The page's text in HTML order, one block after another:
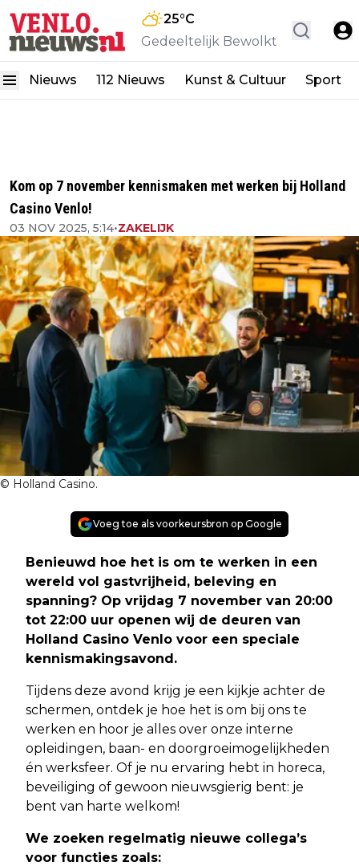
25°C
Gedeeltelijk Bewolkt
Nieuws 112 Nieuws Kunst & Cultuur Sport
Kom op 7 november kennismaken met werken bij Holland
Casino Venlo!
03 NOV 2025, 5:14•ZAKELIJK
© Holland Casino.
Voeg toe als voorkeursbron op Google
Benieuwd hoe het is om te werken in een
wereld vol gastvrijheid, beleving en
spanning? Op vrijdag 7 november van 20:00
tot 22:00 uur openen wij de deuren van
Holland Casino Venlo voor een speciale
kennismakingsavond.
Tijdens deze avond krijg je een kijkje achter de
schermen, ontdek je hoe het is om bij ons te
werken en hoor je alles over onze interne
opleidingen, baan- en doorgroeimogelijkheden
én werksfeer. Of je nu ervaring hebt in horeca,
beveiliging of gewoon nieuwsgierig bent: je
bent van harte welkom!
We zoeken regelmatig nieuwe collega’s
voor functies zoals: